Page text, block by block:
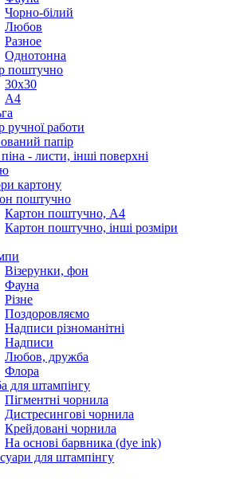
Чорно-білий
Любов
Разное
Однотонна
поштучно
30х30
А4
ручної работи
папір
- листи, інші поверхні
картону
поштучно
Картон поштучно, А4
Картон поштучно, інші розміри
Візерунки, фон
Фауна
Різне
Поздоровляємо
Надписи різноманітні
Надписи
Любов, дружба
Флора
для штампінгу
Пігментні чорнила
Дистресингові чорнила
Крейдовані чорнила
На основі барвника (dye ink)
для штампінгу